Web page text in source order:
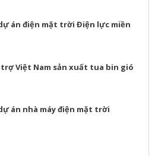
án điện mặt trời Điện lực miền
Việt Nam sản xuất tua bin gió
án nhà máy điện mặt trời